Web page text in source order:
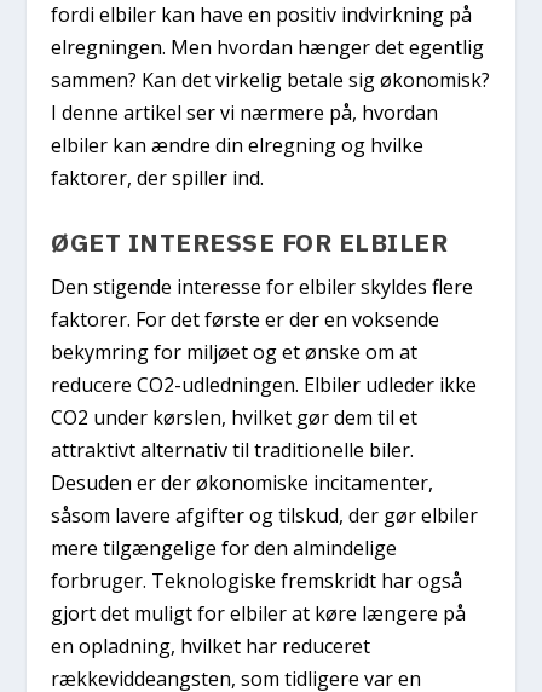
fordi elbiler kan have en positiv indvirkning på
elregningen. Men hvordan hænger det egentlig
sammen? Kan det virkelig betale sig økonomisk?
I denne artikel ser vi nærmere på, hvordan
elbiler kan ændre din elregning og hvilke
faktorer, der spiller ind.
ØGET INTERESSE FOR ELBILER
Den stigende interesse for elbiler skyldes flere
faktorer. For det første er der en voksende
bekymring for miljøet og et ønske om at
reducere CO2-udledningen. Elbiler udleder ikke
CO2 under kørslen, hvilket gør dem til et
attraktivt alternativ til traditionelle biler.
Desuden er der økonomiske incitamenter,
såsom lavere afgifter og tilskud, der gør elbiler
mere tilgængelige for den almindelige
forbruger. Teknologiske fremskridt har også
gjort det muligt for elbiler at køre længere på
en opladning, hvilket har reduceret
rækkeviddeangsten, som tidligere var en